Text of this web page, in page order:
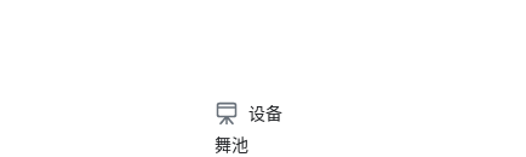
设备
舞池